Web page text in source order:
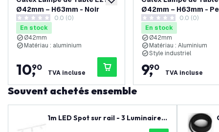
ajouter à la liste de souhaits
Ø42mm – H63mm - Noir
0 étoiles de notation
0.0 (0)
En stock
Ø42mm
Matériau : aluminium
10,
90
TVA incluse
Ø42mm – H63mm -
noir
0 étoiles de notation
0.0 (0)
En stock
Ø42mm
Matériau : Aluminium
Style industriel
9,
90
TVA incluse
Souvent achetés ensemble
1m LED Spot sur rail - 3 Luminaires
- 3W - 2700K - Dimmable - Rail Mo